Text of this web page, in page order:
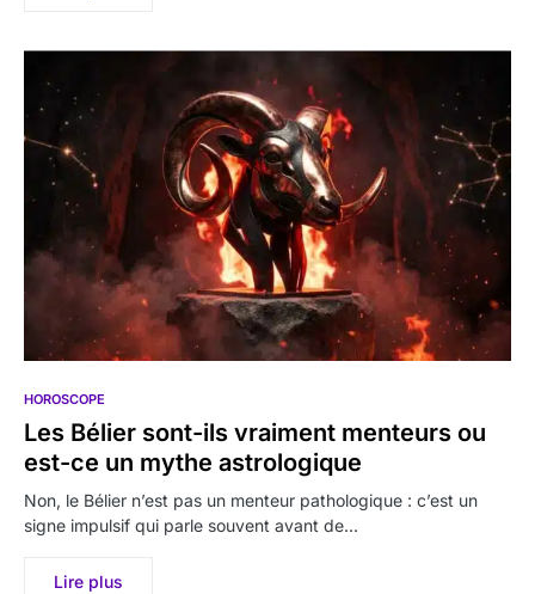
HOROSCOPE
Les Bélier sont-ils vraiment menteurs ou
est-ce un mythe astrologique
Non, le Bélier n’est pas un menteur pathologique : c’est un
signe impulsif qui parle souvent avant de…
Lire plus